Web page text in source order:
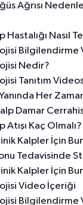
Ağrısı
Nasıl
Bilgilendirme
Nedir?
Tanıtım
Her
Damar
Kaç Olmalı?
Kalpler İçin
Tedavisinde
Kalpler İçin
Video İçeriği
Bilgilendirme